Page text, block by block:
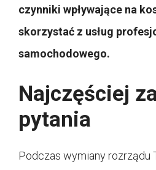
czynniki wpływające na
skorzystać z usług
samochodowego.
Najczęściej
pytania
Podczas wymiany rozrządu